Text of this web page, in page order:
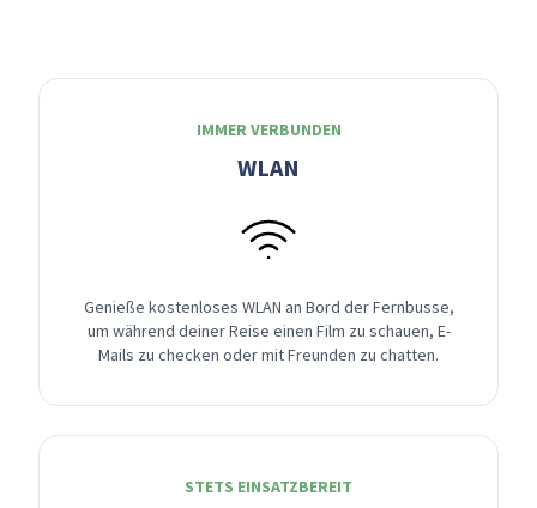
IMMER VERBUNDEN
WLAN
Genieße kostenloses WLAN an Bord der Fernbusse,
um während deiner Reise einen Film zu schauen, E-
Mails zu checken oder mit Freunden zu chatten.
STETS EINSATZBEREIT